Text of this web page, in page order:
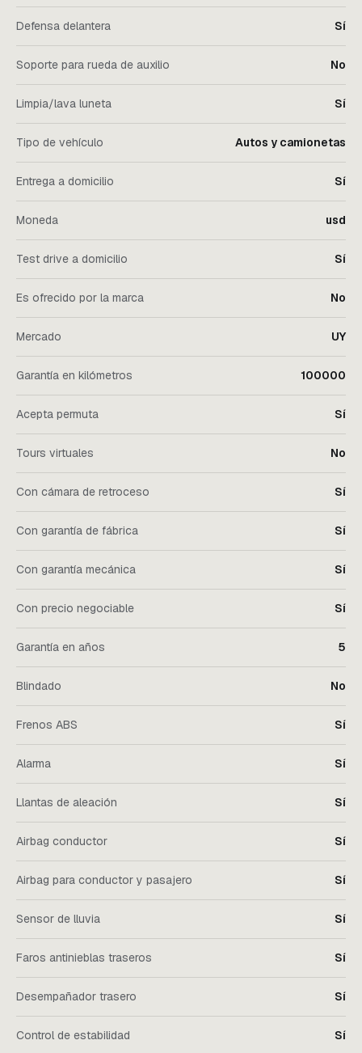
Defensa delantera Sí
Soporte para rueda de auxilio No
Limpia/lava luneta Sí
Tipo de vehículo Autos y camionetas
Entrega a domicilio Sí
Moneda usd
Test drive a domicilio Sí
Es ofrecido por la marca No
Mercado UY
Garantía en kilómetros 100000
Acepta permuta Sí
Tours virtuales No
Con cámara de retroceso Sí
Con garantía de fábrica Sí
Con garantía mecánica Sí
Con precio negociable Sí
Garantía en años 5
Blindado No
Frenos ABS Sí
Alarma Sí
Llantas de aleación Sí
Airbag conductor Sí
Airbag para conductor y pasajero Sí
Sensor de lluvia Sí
Faros antinieblas traseros Sí
Desempañador trasero Sí
Control de estabilidad Sí